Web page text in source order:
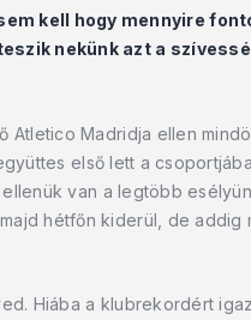
kell hogy mennyire
nekünk azt a
Atletico Madridja ellen
első lett a
van a legtöbb
hétfőn kiderül, de addig
Hiába a klubrekordért